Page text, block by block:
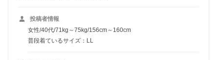
投稿者情報
女性/40代/71kg～75kg/156cm～160cm
普段着ているサイズ：LL